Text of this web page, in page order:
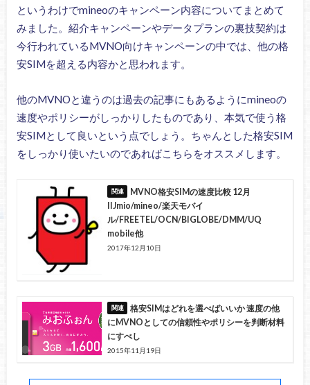
というわけでmineoのキャンペーン内容についてまとめて
みました。紹介キャンペーンやデータプランの裏技契約は
今行われているMVNO向けキャンペーンの中では、他の格
安SIMを超える内容かと思われます。
他のMVNOと違うのは過去の記事にもあるようにmineoの
速度やポリシーがしっかりしたものであり、本気で使う格
安SIMとして良いという点でしょう。ちゃんとした格安SIM
をしっかり使いたいのであればこちらをオススメします。
MVNO格安SIMの速度比較 12月
IIJmio/mineo/楽天モバイ
ル/FREETEL/OCN/BIGLOBE/DMM/UQ
mobile他
2017年12月10日
格安SIMはどれを選べばいいか 速度の他
にMVNOとしての信頼性やポリシーを判断材料
にすべし
2015年11月19日